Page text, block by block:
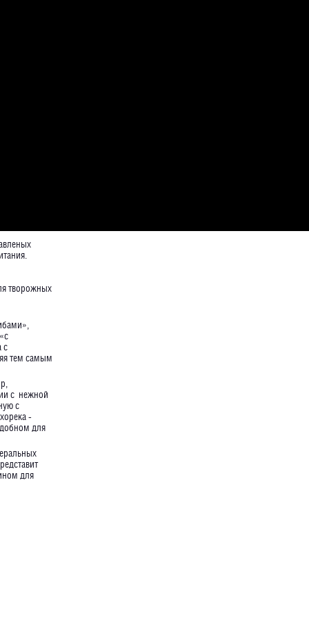
творожных
с
тем самым
с нежной
с
-
для
для